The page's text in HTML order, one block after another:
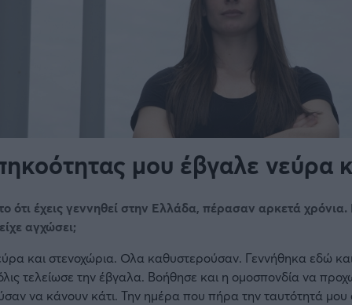
μου έβγαλε νεύρα
ότι έχεις γεννηθεί στην Ελλάδα, πέρασαν αρκετά
αγχώσει;
και στενοχώρια. Ολα καθυστερούσαν. Γεννήθηκα εδώ
τελείωσε την έβγαλα. Βοήθησε και η ομοσπονδία να
να κάνουν κάτι. Την ημέρα που πήρα την ταυτότητά